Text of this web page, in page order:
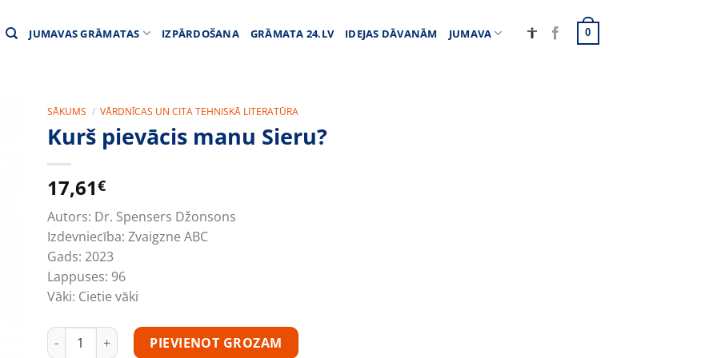
JUMAVAS GRĀMATAS IZPĀRDOŠANA GRĀMATA 24.LV IDEJAS DĀVANĀM JUMAVA 0
SĀKUMS / VĀRDNĪCAS UN CITA TEHNISKĀ LITERATŪRA
Kurš pievācis manu Sieru?
17,61€
Autors: Dr. Spensers Džonsons
Izdevniecība: Zvaigzne ABC
Gads: 2023
Lappuses: 96
Vāki: Cietie vāki
Kurš pievācis manu Sieru? daudzums
PIEVIENOT GROZAM